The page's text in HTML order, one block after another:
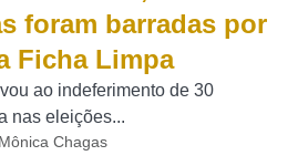
foram barradas por
Ficha Limpa
ao indeferimento de 30
nas eleições...
Chagas